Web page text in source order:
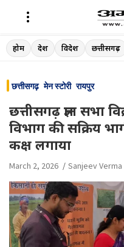
Skip
to
होम देश विदेश छत्तीसगढ़
छत्तीसगढ़ मेन स्टोरी रायपुर
छत्तीसगढ़ ज्ञान सभा
विभाग की सक्रिय
कक्ष लगाया
March 2, 2026 Sanjeev Verma